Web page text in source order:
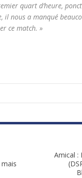
quart d’heure,
il nous a manqué
ce match. »
Amical :